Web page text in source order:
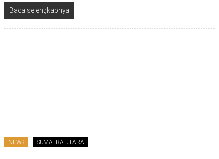
Baca selengkapnya
NEWS SUMATRA UTARA